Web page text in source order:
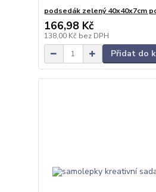
podsedák zelený 40x40x7cm
166,98 Kč
138,00 Kč bez DPH
Přidat do